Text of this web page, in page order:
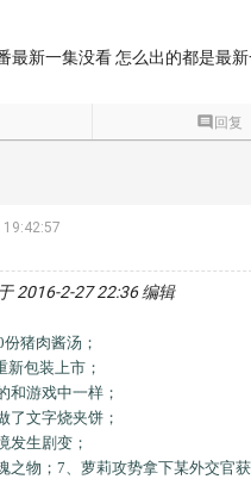
最新一集没看 怎么出的都是最
 回复
19:42:57
2016-2-27 22:36 编辑
猪肉酱汤；
新包装上市；
和游戏中一样；
了文字烧夹饼；
发生剧变；
之物；7、萝莉攻势拿下某外交官